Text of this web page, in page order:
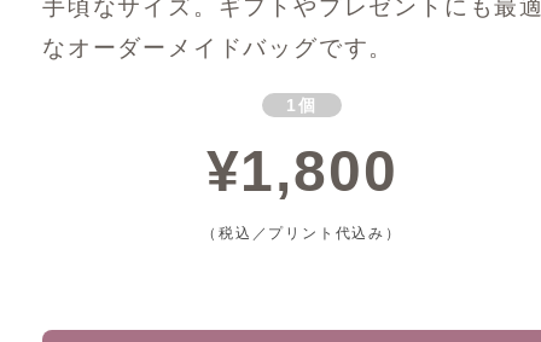
手頃なサイズ。ギフトやプレゼントにも最
なオーダーメイドバッグです。
1個
¥1,800
（税込／プリント代込み）